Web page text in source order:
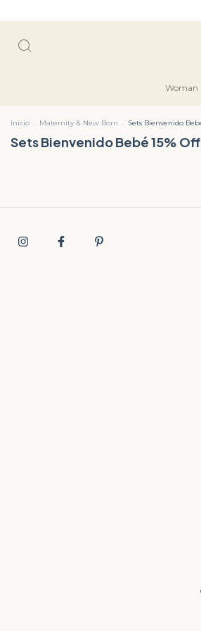
Woman
Inicio . Maternity & New Born . Sets Bienvenido
Sets Bienvenido Bebé 15% Off